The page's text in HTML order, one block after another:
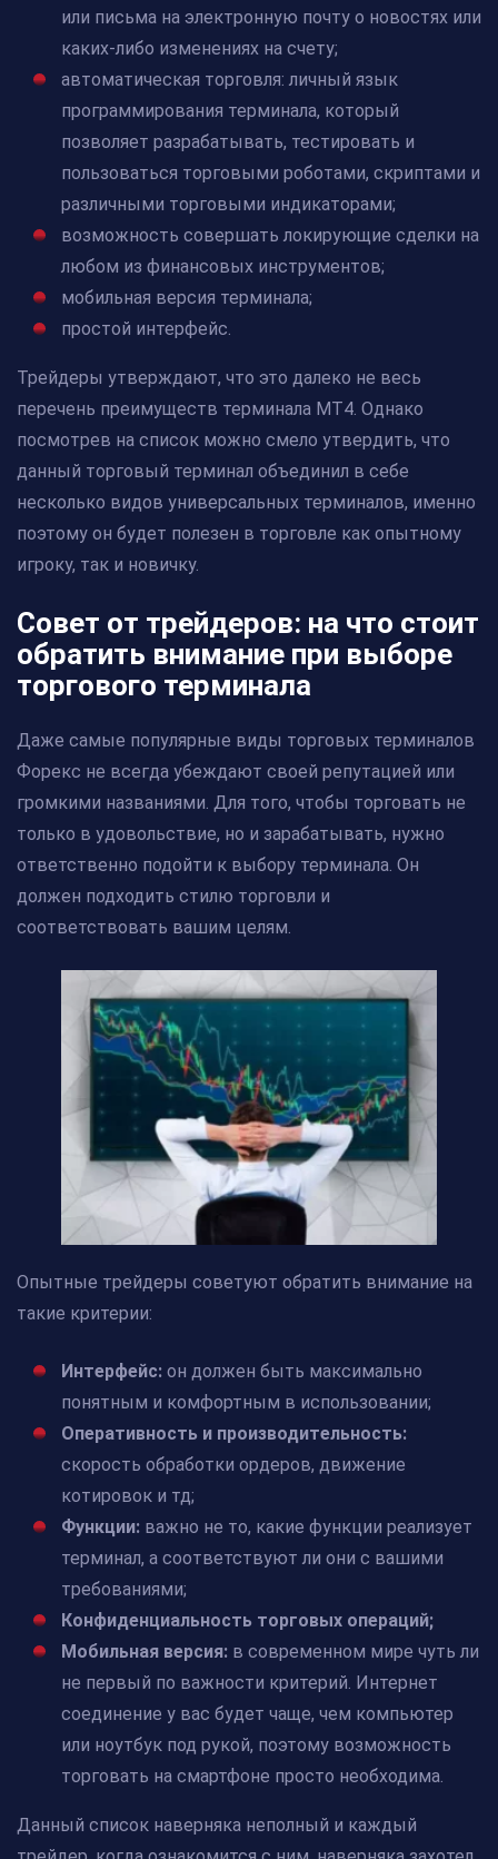
или письма на электронную почту о новостях или
каких-либо изменениях на счету;
автоматическая торговля: личный язык
программирования терминала, который
позволяет разрабатывать, тестировать и
пользоваться торговыми роботами, скриптами и
различными торговыми индикаторами;
возможность совершать локирующие сделки на
любом из финансовых инструментов;
мобильная версия терминала;
простой интерфейс.
Трейдеры утверждают, что это далеко не весь
перечень преимуществ терминала МТ4. Однако
посмотрев на список можно смело утвердить, что
данный торговый терминал объединил в себе
несколько видов универсальных терминалов, именно
поэтому он будет полезен в торговле как опытному
игроку, так и новичку.
Совет от трейдеров: на что стоит
обратить внимание при выборе
торгового терминала
Даже самые популярные виды торговых терминалов
Форекс не всегда убеждают своей репутацией или
громкими названиями. Для того, чтобы торговать не
только в удовольствие, но и зарабатывать, нужно
ответственно подойти к выбору терминала. Он
должен подходить стилю торговли и
соответствовать вашим целям.
Опытные трейдеры советуют обратить внимание на
такие критерии:
Интерфейс: он должен быть максимально
понятным и комфортным в использовании;
Оперативность и производительность:
скорость обработки ордеров, движение
котировок и тд;
Функции: важно не то, какие функции реализует
терминал, а соответствуют ли они с вашими
требованиями;
Конфиденциальность торговых операций;
Мобильная версия: в современном мире чуть ли
не первый по важности критерий. Интернет
соединение у вас будет чаще, чем компьютер
или ноутбук под рукой, поэтому возможность
торговать на смартфоне просто необходима.
Данный список наверняка неполный и каждый